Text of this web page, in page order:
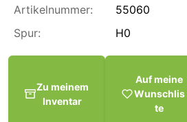
Artikelnummer:
55060
Spur:
H0
Zu meinem
Inventar
Auf meine
Wunschlis
te